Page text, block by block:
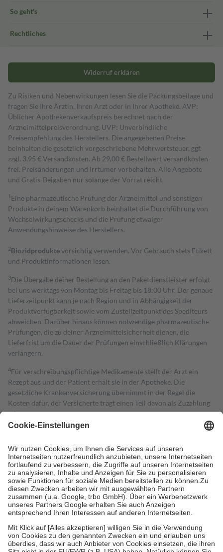
So geht's
Rechtliches
Widerruf erklären
Zu Risiken und Nebenwirkungen lesen Sie die Packungsbeilage und
fragen Sie Ihre Ärztin, Ihren Arzt oder in Ihrer Apotheke. AVP:
Üblicher Apothekenverkaufspreis berechnet nach der
Arzneimittelpreisverordnung. UVP: Unverbindliche
Preisempfehlung des Herstellers. Die angegebenen Preise
beinhalten die gesetzlich vorgeschriebene Mehrwertsteuer, ggf.
zzgl. 3,95 € Versandkosten. Ab 29,00 € Bestell­wert versand­kosten­
frei. Preisänderungen und Irrtümer vorbehalten. Alle Angebote
und Gratis-Beigaben nur solange der Vorrat reicht.
1 Eine pharmazeutische Prüfung der Arzneimittel und sonstigen
Produkte in deinem Warenkorb beinhaltet die Durchführung von
Wechselwirkungschecks und die Prüfung etwaiger
Anwendungshinweise des Herstellers.
2Biozidproduktevorsichtig verwenden. Vor Gebrauch stets Etikett
und Produktinformationen lesen.
3Die Übergabe deiner Bestellung an den Paketdienstleister erfolgt
bei uns werktags von Montag bis Freitag bis 18:00 Uhr. Der genaue
Lieferzeitpunkt kann je nach Region und in Abhängigkeit der
Produktverfügbarkeit sowie vom Zustellzeitpunkt des Spediteurs
abweichen. Darüber hinaus können notwendige pharmazeutische
Prüfungen, die zu deiner Arzneimittelsicherheit dienen, die
Lieferfrist um die Dauer der Prüfungen einschließlich Klärungen
verlängern.
4Für verschreibungspflichtige Medikamente stellt der Arzt ein
Rezept aus und der Patient erhält sie in der Apotheke. Die
gesetzliche Krankenversicherung übernimmt in der Regel die
Kosten dafür, der Versicherte trägt einen Teil davon als Zuzahlung
mit.
Grundsätzlich leisten Mitglieder Zuzahlungen in Höhe von zehn
höchstens zehn Euro.
Es sind jedoch nie mehr als die tatsächlichen
Kosten der Leistung zu entrichten.
Diese Regeln gelten grundsätzlich auch für Online-Apotheken.
Bei Heilmitteln und häuslicher Krankenpflege beträgt die
Zuzahlung zehn Prozent der Kosten sowie zehn Euro je
Verordnung.
Um das Engagement der Versicherten für ihre eigene Gesundheit zu
stärken und die besondere Stellung der Familie zu unterstützen,
fallenkeine Zuzahlungenan bei:
• Kindern und Jugendlichen bis zum vollendeten 18. Lebensjahr
mit Ausnahme der Fahrkosten